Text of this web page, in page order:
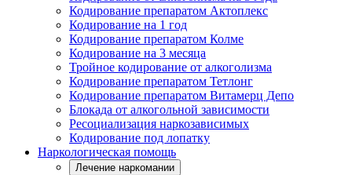
Кодирование препаратом Актоплекс
Кодирование на 1 год
Кодирование препаратом Колме
Кодирование на 3 месяца
Тройное кодирование от алкоголизма
Кодирование препаратом Тетлонг
Кодирование препаратом Витамерц Депо
Блокада от алкогольной зависимости
Ресоциализация наркозависимых
Кодирование под лопатку
Наркологическая помощь
Лечение наркомании